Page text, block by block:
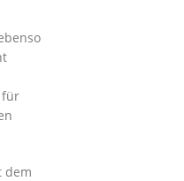
für
dem